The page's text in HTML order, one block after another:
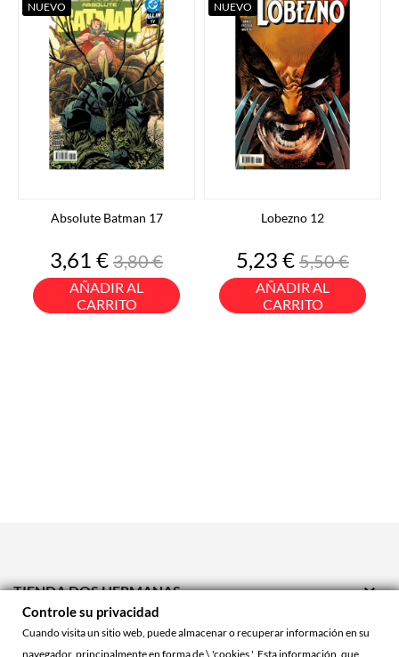
Absolute Batman 17
Precio
3,61 €Precio
base
3,80 €
AÑADIR AL
CARRITO
NUEVO
Lobezno 12
Precio
5,23 €Precio
base
5,50 €
AÑADIR AL
CARRITO
NUEVO
TIENDA DOS HERMANAS 
TIENDA ONLINE 
Controle su privacidad
Cuando visita un sitio web, puede almacenar o recuperar información en su
navegador, principalmente en forma de \ 'cookies '. Esta información, que